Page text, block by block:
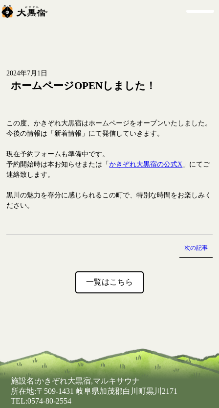
2024年7月1日
ホームページOPENしました！
この度、かきぞれ大黒宿はホームページをオープンいたしました。
今後の情報は「新着情報」にて発信していきます。
現在予約フォームも準備中です。
予約開始時は本お知らせまたは「かきぞれ大黒宿の公式X 」にてご
連絡致します。
黒川の魅力を存分に感じられるこの町で、特別な時間をお楽しみく
ださい。
リ
ン
ク
次の記事
一覧はこちら
施設名:かきぞれ大黒宿,マルキサウナ
所在地:〒509-1431 岐阜県加茂郡白川町黒川2171
TEL:0574-80-2554